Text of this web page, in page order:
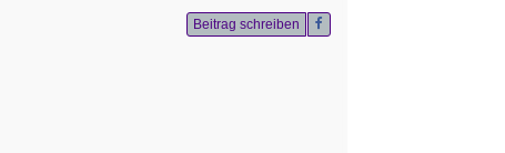
Beitrag schreiben